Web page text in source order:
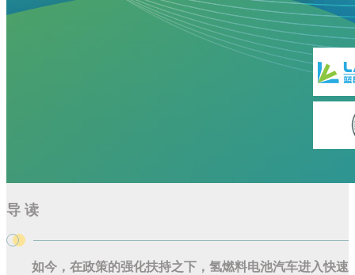
导 读
如今，在政策的强化扶持之下，氢燃料电池汽车进入快速